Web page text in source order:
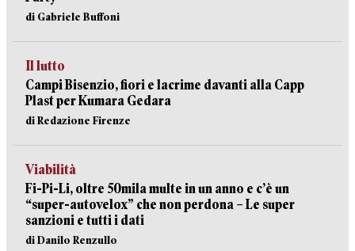
di Gabriele Buffoni
Il lutto
Campi Bisenzio, fiori e lacrime davanti alla Capp
Plast per Kumara Gedara
di Redazione Firenze
Viabilità
Fi-Pi-Li, oltre 50mila multe in un anno e c’è un
“super-autovelox” che non perdona – Le super
sanzioni e tutti i dati
di Danilo Renzullo